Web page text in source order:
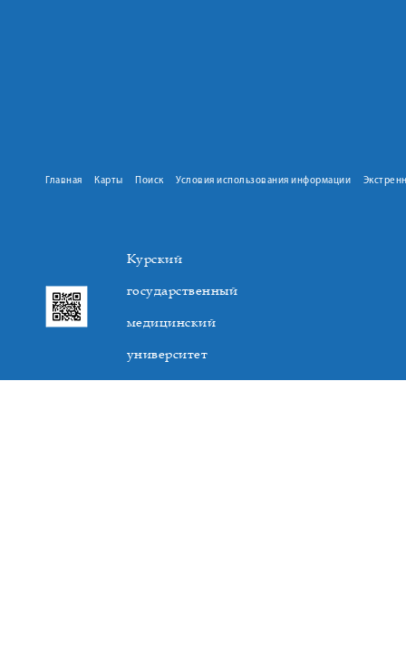
Главная Карты Поиск Условия использования информации
Курский
государственный
медицинский
университет